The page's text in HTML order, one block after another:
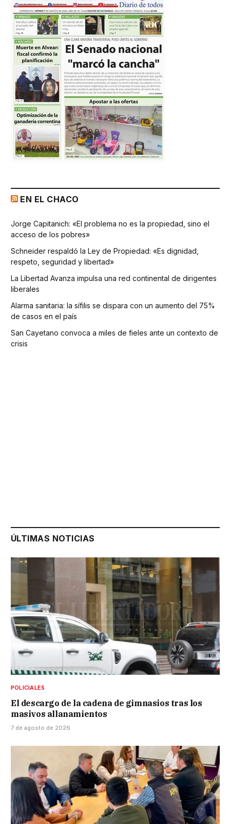
EN EL CHACO
Jorge Capitanich: «El problema no es la propiedad, sino el
acceso de los pobres»
Schneider respaldó la Ley de Propiedad: «Es dignidad,
respeto, seguridad y libertad»
La Libertad Avanza impulsa una red continental de dirigentes
liberales
Alarma sanitaria: la sífilis se dispara con un aumento del 75%
de casos en el país
San Cayetano convoca a miles de fieles ante un contexto de
crisis
ÚLTIMAS NOTICIAS
POLICIALES
El descargo de la cadena de gimnasios tras los
masivos allanamientos
7 de agosto de 2026